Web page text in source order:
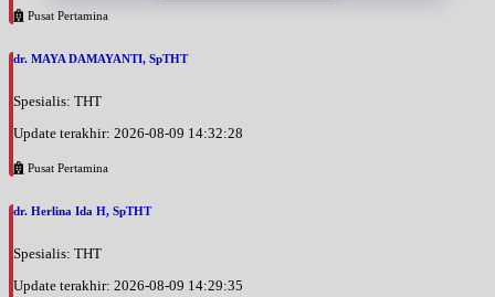
Pusat Pertamina
dr. MAYA DAMAYANTI, SpTHT
Spesialis: THT
Update terakhir: 2026-08-09 14:32:28
Pusat Pertamina
dr. Herlina Ida H, SpTHT
Spesialis: THT
Update terakhir: 2026-08-09 14:29:35